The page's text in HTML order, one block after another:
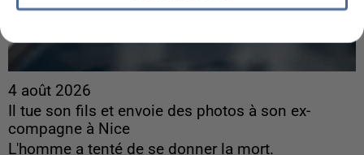
4 août 2026
Il tue son fils et envoie des photos à son ex-
compagne à Nice
L'homme a tenté de se donner la mort.